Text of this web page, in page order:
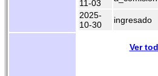
11-03
2025-
10-30
ingresado
Ver